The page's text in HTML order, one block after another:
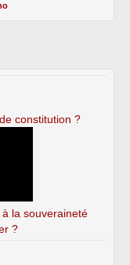
constitution ?
la souveraineté
?